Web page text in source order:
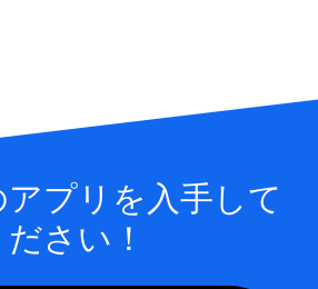
プリを入手して
ださい！